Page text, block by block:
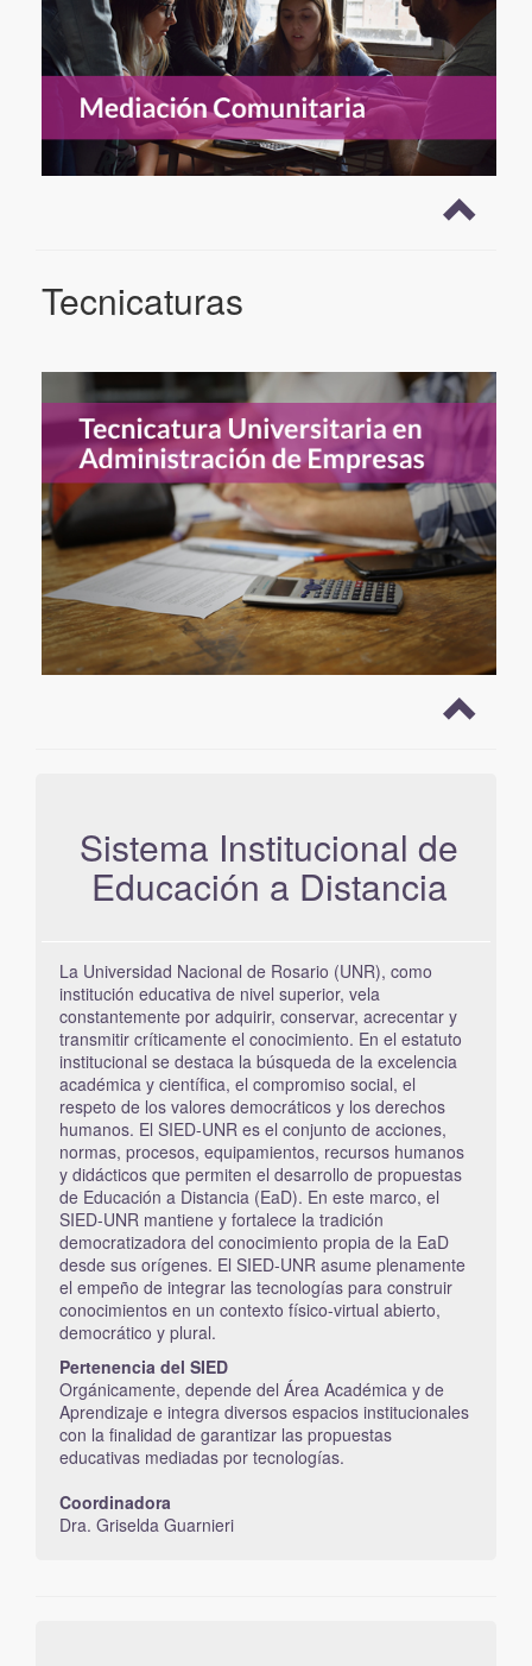
Tecnicaturas
Sistema Institucional de
Educación a Distancia
La Universidad Nacional de Rosario (UNR), como
institución educativa de nivel superior, vela
constantemente por adquirir, conservar, acrecentar y
transmitir críticamente el conocimiento. En el estatuto
institucional se destaca la búsqueda de la excelencia
académica y científica, el compromiso social, el
respeto de los valores democráticos y los derechos
humanos. El SIED-UNR es el conjunto de acciones,
normas, procesos, equipamientos, recursos humanos
y didácticos que permiten el desarrollo de propuestas
de Educación a Distancia (EaD). En este marco, el
SIED-UNR mantiene y fortalece la tradición
democratizadora del conocimiento propia de la EaD
desde sus orígenes. El SIED-UNR asume plenamente
el empeño de integrar las tecnologías para construir
conocimientos en un contexto físico-virtual abierto,
democrático y plural.
Pertenencia del SIED
Orgánicamente, depende del Área Académica y de
Aprendizaje e integra diversos espacios institucionales
con la finalidad de garantizar las propuestas
educativas mediadas por tecnologías.
Coordinadora
Dra. Griselda Guarnieri